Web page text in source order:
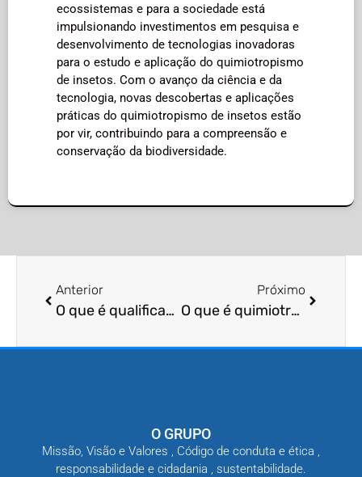
ecossistemas e para a sociedade está
impulsionando investimentos em pesquisa e
desenvolvimento de tecnologias inovadoras
para o estudo e aplicação do quimiotropismo
de insetos. Com o avanço da ciência e da
tecnologia, novas descobertas e aplicações
práticas do quimiotropismo de insetos estão
por vir, contribuindo para a compreensão e
conservação da biodiversidade.
Anterior
O que é qualificação de empresas de controle de pragas?
Próximo
O que é quimiotropismo de aracnídeos?
O GRUPO
Missão, Visão e Valores , Código de conduta e ética ,
responsabilidade e cidadania , sustentabilidade.